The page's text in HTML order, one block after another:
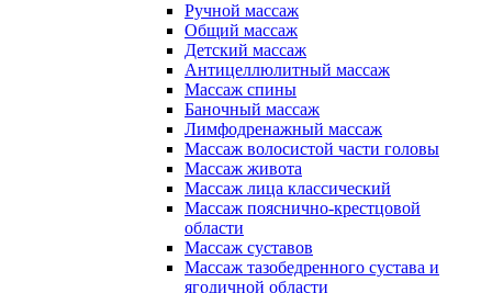
Ручной массаж
Общий массаж
Детский массаж
Антицеллюлитный массаж
Массаж спины
Баночный массаж
Лимфодренажный массаж
Массаж волосистой части головы
Массаж живота
Массаж лица классический
Массаж пояснично-крестцовой
области
Массаж суставов
Массаж тазобедренного сустава и
ягодичной области